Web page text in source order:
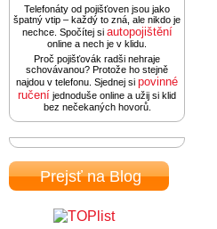
Telefonáty od pojišťoven jsou jako
špatný vtip – každý to zná, ale nikdo je
nechce. Spočítej si autopojištění
online a nech je v klidu.
Proč pojišťovák radši nehraje
schovávanou? Protože ho stejně
najdou v telefonu. Sjednej si povinné
ručení jednoduše online a užij si klid
bez nečekaných hovorů.
Prejsť na Blog